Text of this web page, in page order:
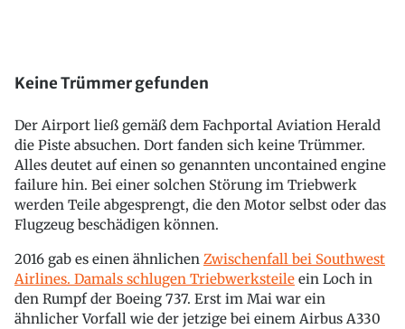
Keine Trümmer gefunden
Der Airport ließ gemäß dem Fachportal Aviation Herald
die Piste absuchen. Dort fanden sich keine Trümmer.
Alles deutet auf einen so genannten uncontained engine
failure hin. Bei einer solchen Störung im Triebwerk
werden Teile abgesprengt, die den Motor selbst oder das
Flugzeug beschädigen können.
2016 gab es einen ähnlichen Zwischenfall bei Southwest
Airlines. Damals schlugen Triebwerksteile ein Loch in
den Rumpf der Boeing 737. Erst im Mai war ein
ähnlicher Vorfall wie der jetzige bei einem Airbus A330